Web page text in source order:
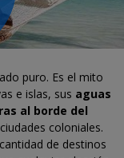
puro. Es el mito
e islas, sus aguas
al borde del
coloniales.
de destinos